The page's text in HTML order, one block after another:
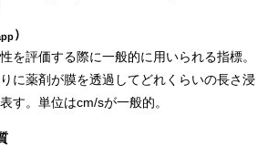
）
を評価する際に一般的に用いられる指標。
に薬剤が膜を透過してどれくらいの長さ浸
す。単位はcm/sが一般的。